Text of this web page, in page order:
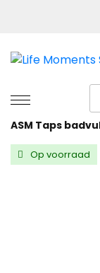
ASM Taps
Op voorraad